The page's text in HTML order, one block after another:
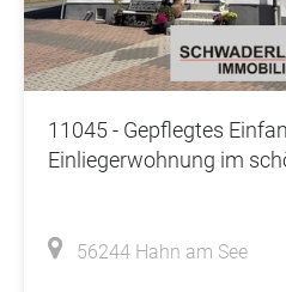
11045 - Gepflegtes
Einliegerwohnung im
56244 Hahn am See